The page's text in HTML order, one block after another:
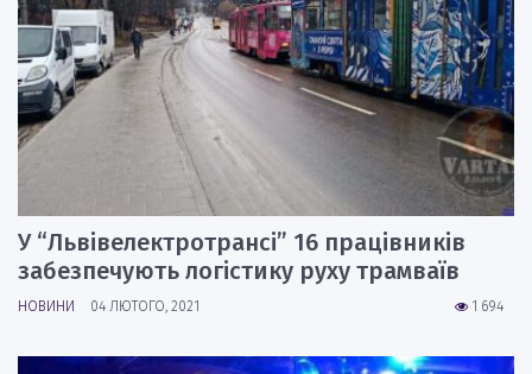
У “Львівелектротрансі” 16 працівників
забезпечують логістику руху трамваїв
1 694
НОВИНИ 04 ЛЮТОГО, 2021